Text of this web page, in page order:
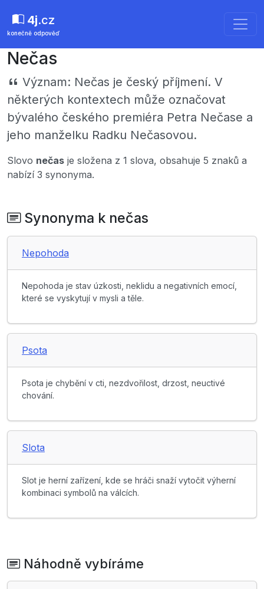
4j.cz
konečně odpověď
Nečas
Význam: Nečas je český příjmení. V
některých kontextech může označovat
bývalého českého premiéra Petra Nečase a
jeho manželku Radku Nečasovou.
Slovo nečas je složena z 1 slova, obsahuje 5 znaků a
nabízí 3 synonyma.
Synonyma k nečas
Nepohoda
Nepohoda je stav úzkosti, neklidu a negativních emocí,
které se vyskytují v mysli a těle.
Psota
Psota je chybění v cti, nezdvořilost, drzost, neuctivé
chování.
Slota
Slot je herní zařízení, kde se hráči snaží vytočit výherní
kombinaci symbolů na válcích.
Náhodně vybíráme